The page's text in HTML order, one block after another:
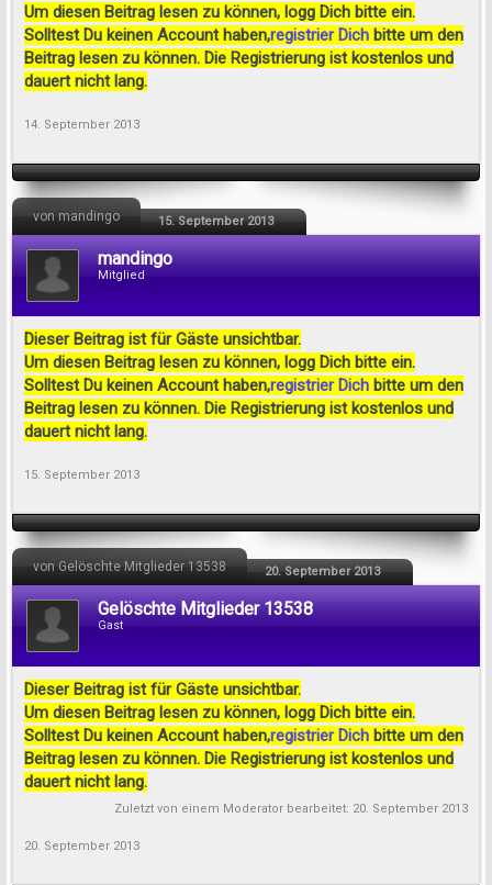
Um diesen Beitrag lesen zu können, logg Dich bitte ein.
Solltest Du keinen Account haben,registrier Dich bitte um den
Beitrag lesen zu können. Die Registrierung ist kostenlos und
dauert nicht lang.
14. September 2013
von mandingo 15. September 2013
mandingo
Mitglied
Dieser Beitrag ist für Gäste unsichtbar.
Um diesen Beitrag lesen zu können, logg Dich bitte ein.
Solltest Du keinen Account haben,registrier Dich bitte um den
Beitrag lesen zu können. Die Registrierung ist kostenlos und
dauert nicht lang.
15. September 2013
von Gelöschte Mitglieder 13538 20. September 2013
Gelöschte Mitglieder 13538
Gast
Dieser Beitrag ist für Gäste unsichtbar.
Um diesen Beitrag lesen zu können, logg Dich bitte ein.
Solltest Du keinen Account haben,registrier Dich bitte um den
Beitrag lesen zu können. Die Registrierung ist kostenlos und
dauert nicht lang.
Zuletzt von einem Moderator bearbeitet: 20. September 2013
20. September 2013